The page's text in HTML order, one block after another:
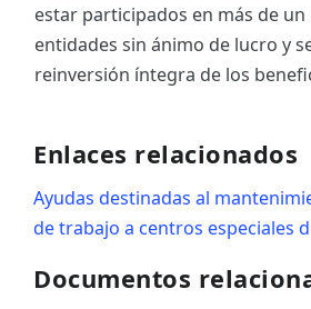
estar participados en más de un
entidades sin ánimo de lucro y
reinversión íntegra de los
Enlaces relacionados
Ayudas destinadas al
de trabajo a centros especiales
Documentos